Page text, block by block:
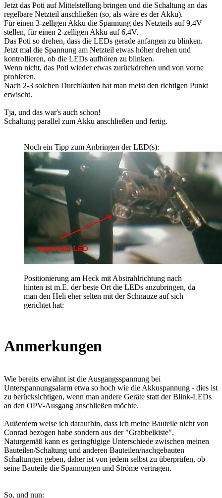
Jetzt das Poti auf Mittelstellung bringen und die Schaltung an das
regelbare Netzteil anschließen (so, als wäre es der Akku).
Für einen 3-zelligen Akku die Spannung des Netzteils auf 9,4V
stellen, für einen 2-zelligen Akku auf 6,4V.
Das Poti so drehen, dass die LEDs gerade anfangen zu blinken.
Jetzt mal die Spannung am Netzteil etwas höher drehen und
kontrollieren, ob die LEDs aufhören zu blinken.
Wenn nicht, das Poti wieder etwas zurückdrehen und von vorne
probieren.
Nach 2-3 solchen Durchläufen hat man meist den richtigen Punkt
erwischt.
Tja, und das war's auch schon!
Schaltung parallel zum Akku anschließen und fertig.
Noch ein Tipp zum Anbringen der LED(s):
Positionierung am Heck mit Abstrahlrichtung nach
hinten ist m.E. der beste Ort die LEDs anzubringen, da
man den Heli eher selten mit der Schnauze auf sich
gerichtet hat:
Anmerkungen
Wie bereits erwähnt ist die Ausgangsspannung bei
Unterspannungsalarm etwa so hoch wie die Akkuspannung - dies ist
zu berücksichtigen, wenn man andere Geräte statt der Blink-LEDs
an den OPV-Ausgang anschließen möchte.
Außerdem weise ich daraufhin, dass ich meine Bauteile nicht von
Conrad bezogen habe sondern aus der "Grabbelkiste".
Naturgemäß kann es geringfügige Unterschiede zwischen meinen
Bauteilen/Schaltung und anderen Bauteilen/nachgebauten
Schaltungen geben, daher ist von jedem selbst zu überprüfen, ob
seine Bauteile die Spannungen und Ströme vertragen.
So, und nun: